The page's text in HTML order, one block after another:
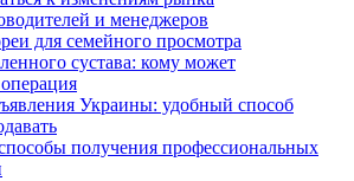
и менеджеров
для семейного просмотра
сустава: кому может
Украины: удобный способ
получения профессиональных